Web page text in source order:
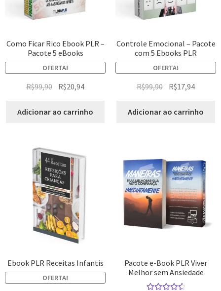
Como Ficar Rico Ebook PLR –
Pacote 5 eBooks
OFERTA!
R$99,90 R$20,94
Adicionar ao carrinho
Controle Emocional – Pacote
com 5 Ebooks PLR
OFERTA!
R$99,90 R$17,94
Adicionar ao carrinho
Ebook PLR Receitas Infantis
OFERTA!
Pacote e-Book PLR Viver
Melhor sem Ansiedade